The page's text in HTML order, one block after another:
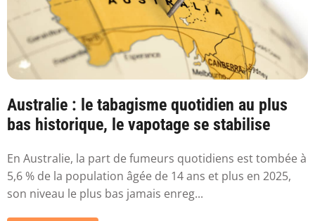
Australie : le tabagisme quotidien au plus
bas historique, le vapotage se stabilise
En Australie, la part de fumeurs quotidiens est tombée à
5,6 % de la population âgée de 14 ans et plus en 2025,
son niveau le plus bas jamais enreg...